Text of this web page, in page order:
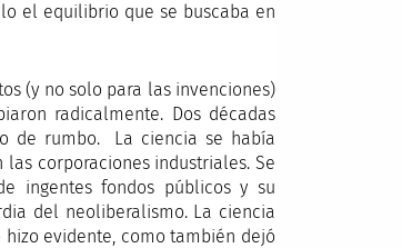
el equilibrio que se buscaba en
(y no solo para las invenciones)
radicalmente. Dos décadas
de rumbo. La ciencia se había
corporaciones industriales. Se
ingentes fondos públicos y su
del neoliberalismo. La ciencia
evidente, como también dejó